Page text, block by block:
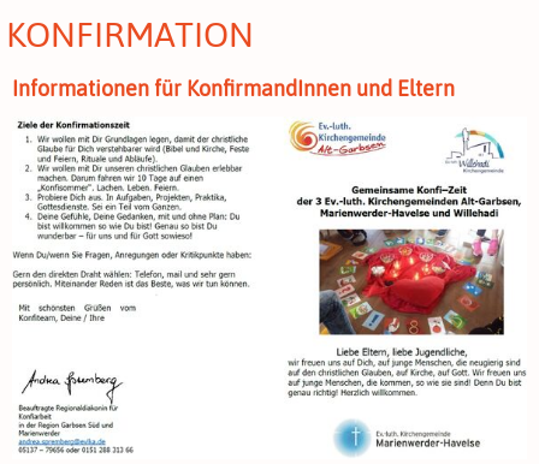
KONFIRMATION
Informationen für KonfirmandInnen und Eltern